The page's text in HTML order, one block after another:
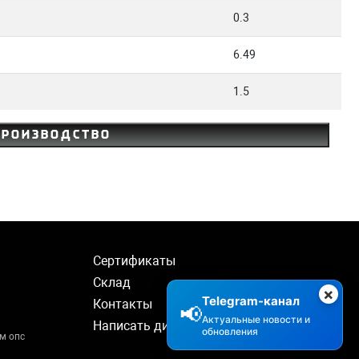
0.3
6.49
1.5
опс
Сертификаты
Склад
Контакты
Написать директору
×
📢
Telegram-канал
Актуальные новости и
обновления